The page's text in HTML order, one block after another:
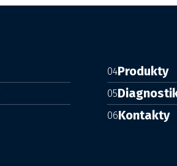
04Produkty
05
06Kontakty